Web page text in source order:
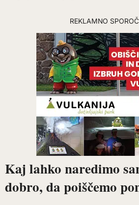
REKLAMNO
Kaj lahko naredimo
dobro, da poiščemo